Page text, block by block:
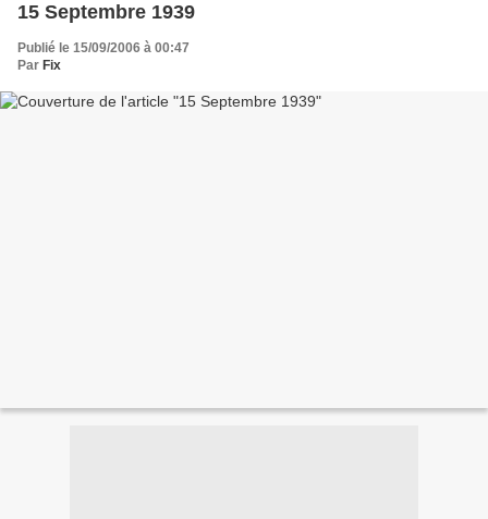
15 Septembre 1939
Publié le 15/09/2006 à 00:47
Par Fix